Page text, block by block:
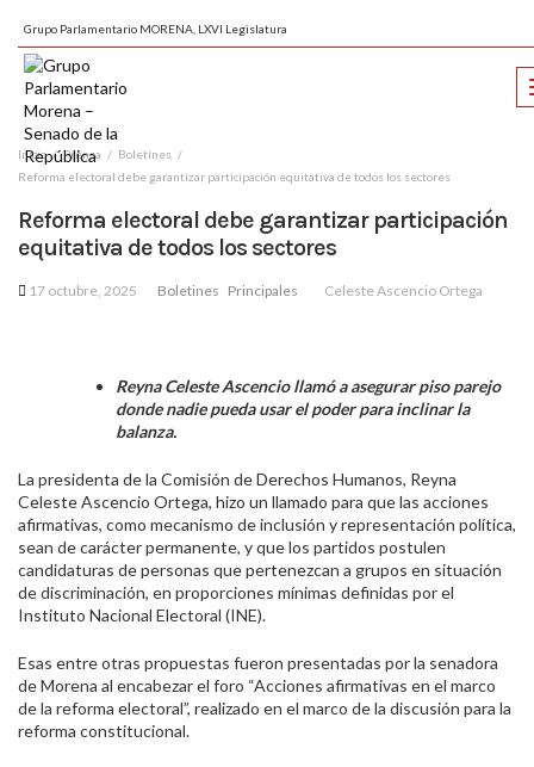
Grupo Parlamentario MORENA, LXVI Legislatura
Inicio Prensa
Boletines
Reforma electoral debe garantizar participación equitativa de todos los sectores
Reforma electoral debe garantizar participación
equitativa de todos los sectores
17 octubre, 2025 Boletines Principales Celeste Ascencio Ortega
Reyna Celeste Ascencio llamó a asegurar piso parejo
donde nadie pueda usar el poder para inclinar la
balanza.
La presidenta de la Comisión de Derechos Humanos, Reyna
Celeste Ascencio Ortega, hizo un llamado para que las acciones
afirmativas, como mecanismo de inclusión y representación política,
sean de carácter permanente, y que los partidos postulen
candidaturas de personas que pertenezcan a grupos en situación
de discriminación, en proporciones mínimas definidas por el
Instituto Nacional Electoral (INE).
Esas entre otras propuestas fueron presentadas por la senadora
de Morena al encabezar el foro “Acciones afirmativas en el marco
de la reforma electoral”, realizado en el marco de la discusión para la
reforma constitucional.